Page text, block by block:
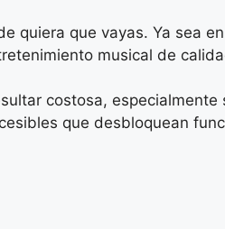
quiera que vayas. Ya sea
musical de
costosa, especialmente
que desbloquean